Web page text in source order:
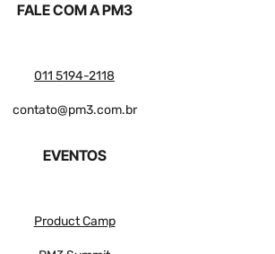
FALE COM A PM3
011 5194-2118
contato@pm3.com.br
EVENTOS
Product Camp